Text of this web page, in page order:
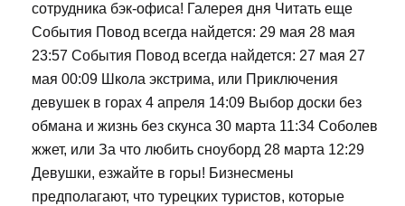
сотрудника бэк-офиса! Галерея дня Читать еще
События Повод всегда найдется: 29 мая 28 мая
23:57 События Повод всегда найдется: 27 мая 27
мая 00:09 Школа экстрима, или Приключения
девушек в горах 4 апреля 14:09 Выбор доски без
обмана и жизнь без скунса 30 марта 11:34 Соболев
жжет, или За что любить сноуборд 28 марта 12:29
Девушки, езжайте в горы! Бизнесмены
предполагают, что турецких туристов, которые